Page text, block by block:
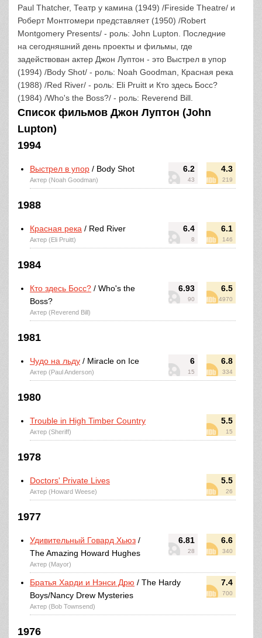
Paul Thatcher, Театр у камина (1949) /Fireside Theatre/ и
Роберт Монтгомери представляет (1950) /Robert
Montgomery Presents/ - роль: John Lupton. Последние
на сегодняшний день проекты и фильмы, где
задействован актер Джон Луптон - это Выстрел в упор
(1994) /Body Shot/ - роль: Noah Goodman, Красная река
(1988) /Red River/ - роль: Eli Pruitt и Кто здесь Босс?
(1984) /Who's the Boss?/ - роль: Reverend Bill.
Список фильмов Джон Луптон (John
Lupton)
1994
6.2
43
4.3
219
Выстрел в упор / Body Shot
Актер (Noah Goodman)
1988
6.4
8
6.1
146
Красная река / Red River
Актер (Eli Pruitt)
1984
6.93
90
6.5
4970
Кто здесь Босс? / Who's the
Boss?
Актер (Reverend Bill)
1981
6
15
6.8
334
Чудо на льду / Miracle on Ice
Актер (Paul Anderson)
1980
5.5
15
Trouble in High Timber Country
Актер (Sheriff)
1978
5.5
26
Doctors' Private Lives
Актер (Howard Weese)
1977
6.81
28
6.6
340
Удивительный Говард Хьюз /
The Amazing Howard Hughes
Актер (Mayor)
7.4
700
Братья Харди и Нэнси Дрю / The Hardy
Boys/Nancy Drew Mysteries
Актер (Bob Townsend)
1976